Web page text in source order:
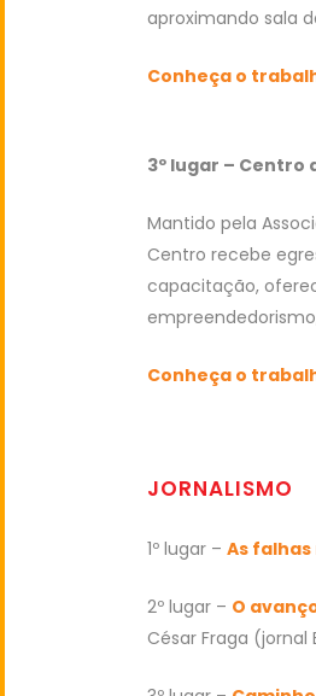
aproximando sala
Conheça o
3º lugar – Centro
Mantido pela
Centro recebe
capacitação,
Conheça o
JORNALISMO
1º lugar – As
2º lugar – O
César Fraga (jornal